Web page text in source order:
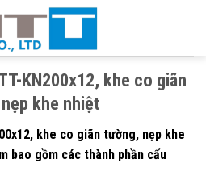
KN200x12, khe co giãn
khe nhiệt
khe co giãn tường, nẹp khe
bao gồm các thành phần cấu